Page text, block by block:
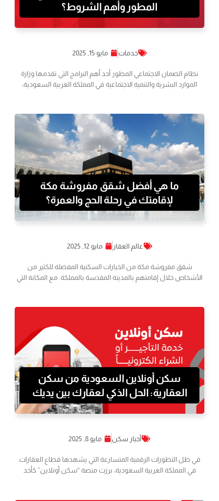
المطور وأهم الشروط؟
خدمات مايو 15, 2025
نظام الضمان الاجتماعي المطور أحد أهم البرامج التي تقدمها وزارة
الموارد البشرية والتنمية الاجتماعية في المملكة العربية السعودية،
ما هي أفضل شقق مفروشة مكة
لإقامتك في رحلة الحج والعمرة؟
عالم العقار مايو 12, 2025
شقق مفروشة مكة من الخيارات السكنية المفضلة للكثير من
الأشخاص خلال إقامتهم بالمدينة المقدسة بالمملكة. مع المكانة التي
سكن أونلاين السعودية من سكن
العقارية: الحل الذكي لعقارك بين يديك
أخبار سكن مايو 8, 2025
في ظل التطورات الرقمية المتسارعة التي يشهدها قطاع العقارات
في المملكة العربية السعودية، برزت منصة “سكن أونلاين” كأحد